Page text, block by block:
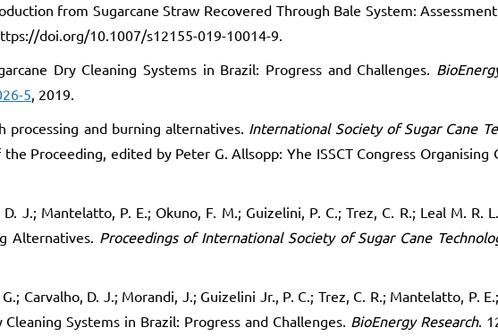
from Sugarcane Straw Recovered Through Bale System:
doi.org/10.1007/s12155-019-10014-9.
Dry Cleaning Systems in Brazil: Progress and Challenges.
5, 2019.
processing and burning alternatives. International Society of Sugar Cane
Proceeding, edited by Peter G. Allsopp: Yhe ISSCT Congress Organising
J.; Mantelatto, P. E.; Okuno, F. M.; Guizelini, P. C.; Trez, C. R.; Leal M. R.
Alternatives. Proceedings of International Society of Sugar Cane
Carvalho, D. J.; Morandi, J.; Guizelini Jr., P. C.; Trez, C. R.; Mantelatto, P.
Systems in Brazil: Progress and Challenges. BioEnergy Research.